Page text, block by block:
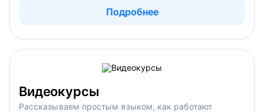
Подробнее
Видеокурсы
Рассказываем простым языком, как работают